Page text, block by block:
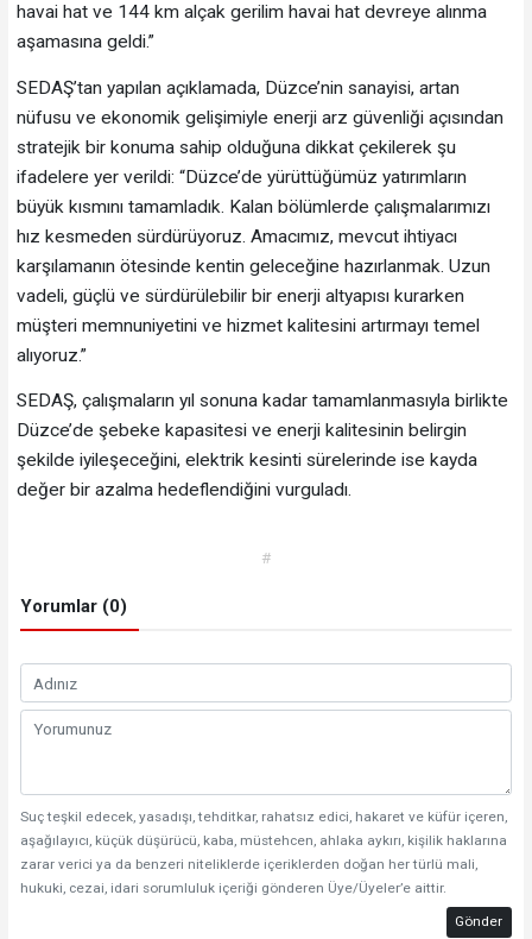
havai hat ve 144 km alçak gerilim havai hat devreye alınma
aşamasına geldi.”
SEDAŞ’tan yapılan açıklamada, Düzce’nin sanayisi, artan
nüfusu ve ekonomik gelişimiyle enerji arz güvenliği açısından
stratejik bir konuma sahip olduğuna dikkat çekilerek şu
ifadelere yer verildi: “Düzce’de yürüttüğümüz yatırımların
büyük kısmını tamamladık. Kalan bölümlerde çalışmalarımızı
hız kesmeden sürdürüyoruz. Amacımız, mevcut ihtiyacı
karşılamanın ötesinde kentin geleceğine hazırlanmak. Uzun
vadeli, güçlü ve sürdürülebilir bir enerji altyapısı kurarken
müşteri memnuniyetini ve hizmet kalitesini artırmayı temel
alıyoruz.”
SEDAŞ, çalışmaların yıl sonuna kadar tamamlanmasıyla birlikte
Düzce’de şebeke kapasitesi ve enerji kalitesinin belirgin
şekilde iyileşeceğini, elektrik kesinti sürelerinde ise kayda
değer bir azalma hedeflendiğini vurguladı.
#
Yorumlar (0)
Suç teşkil edecek, yasadışı, tehditkar, rahatsız edici, hakaret ve küfür içeren,
aşağılayıcı, küçük düşürücü, kaba, müstehcen, ahlaka aykırı, kişilik haklarına
zarar verici ya da benzeri niteliklerde içeriklerden doğan her türlü mali,
hukuki, cezai, idari sorumluluk içeriği gönderen Üye/Üyeler’e aittir.
Gönder